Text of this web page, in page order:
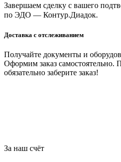
Завершаем сделку с вашего
по ЭДО — Контур.Диадок.
Доставка с отслеживанием
Получайте документы и
Оформим заказ самостоятельно.
обязательно заберите заказ!
За наш счёт